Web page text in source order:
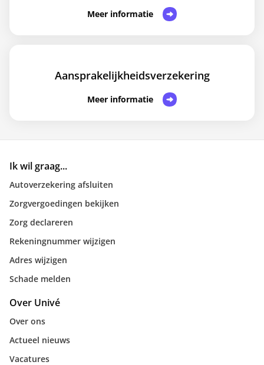
Meer informatie
Aansprakelijkheidsverzekering
Meer informatie
Ik wil graag...
Autoverzekering afsluiten
Zorgvergoedingen bekijken
Zorg declareren
Rekeningnummer wijzigen
Adres wijzigen
Schade melden
Over Univé
Over ons
Actueel nieuws
Vacatures